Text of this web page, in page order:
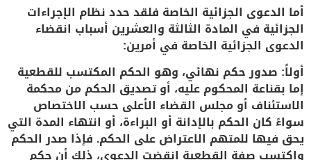
أما الدعوى الجزائية الخاصة فلقد حدد نظام الإجراءات
الجزائية في المادة الثالثة والعشرين أسباب انقضاء
الدعوى الجزائية الخاصة في أمرين:
أولاً: صدور حكم نهائي، وهو الحكم المكتسب للقطعية
إما بقناعة المحكوم عليه، أو تصديق الحكم من محكمة
الاستئناف أو مجلس القضاء الأعلى حسب الاختصاص
سواءً كان الحكم بالإدانة أو البراءة، أو انتهاء المدة التي
يحق فيها للمتهم الاعتراض على الحكم. فإذا صدر الحكم
واكتسب صفة القطعية انقضت الدعوى، ذلك أن حكم